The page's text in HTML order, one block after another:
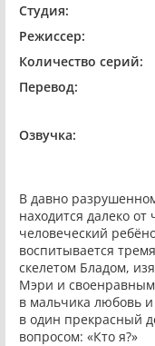
Студия:
Режиссер:
Количество серий:
Перевод:
Озвучка:
В давно
находится далеко
человеческий
воспитывается
скелетом Бладом,
Мэри и
в мальчика любовь
в один прекрасный
вопросом: «Кто я?»